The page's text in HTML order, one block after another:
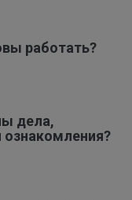
работать?
дела,